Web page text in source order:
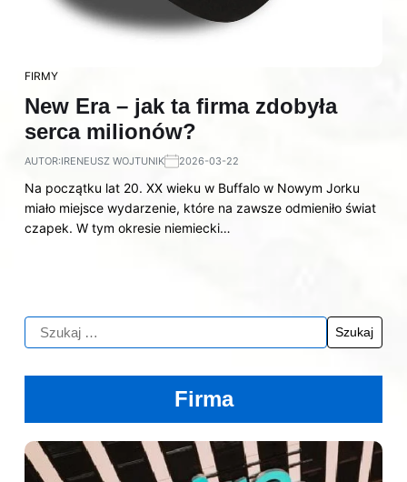
FIRMY
New Era – jak ta firma zdobyła
serca milionów?
AUTOR:IRENEUSZ WOJTUNIK 2026-03-22
Na początku lat 20. XX wieku w Buffalo w Nowym Jorku
miało miejsce wydarzenie, które na zawsze odmieniło świat
czapek. W tym okresie niemiecki…
Firma